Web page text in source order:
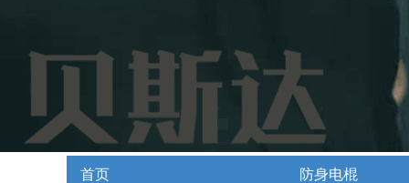
首页 防身电棍